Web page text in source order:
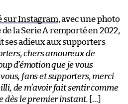
sur Instagram, avec une photo
la Serie A remporté en 2022,
ses adieux aux supporters
chers amoureux de
d’émotion que je vous
fans et supporters, merci
de m’avoir fait sentir comme
dès le premier instant. […]